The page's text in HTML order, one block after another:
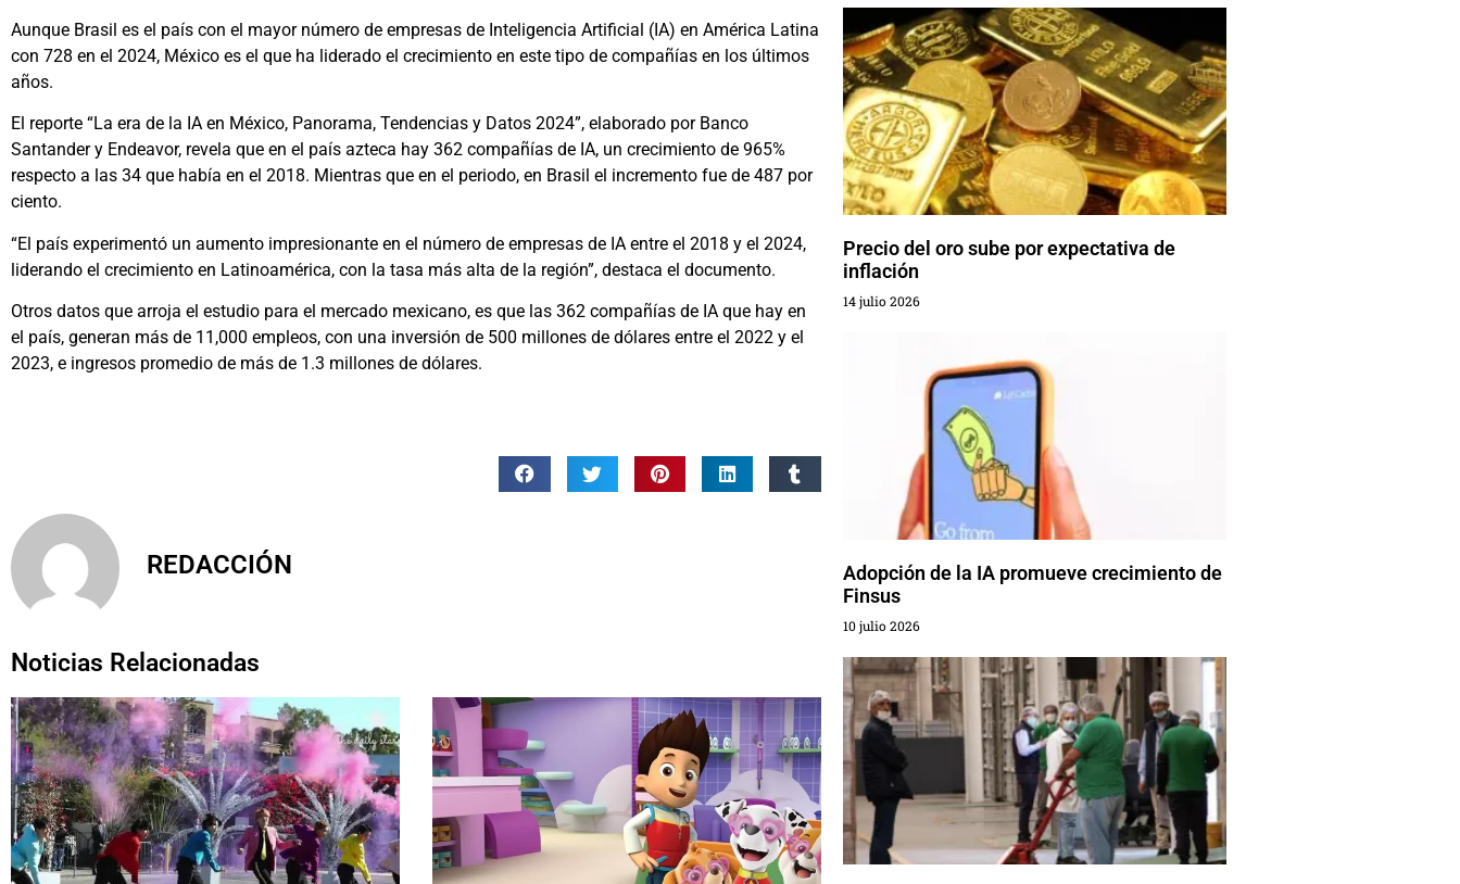
Aunque Brasil es el país con el mayor número de empresas de Inteligencia Artificial (IA) en América Latina
con 728 en el 2024, México es el que ha liderado el crecimiento en este tipo de compañías en los últimos
años.
El reporte “La era de la IA en México, Panorama, Tendencias y Datos 2024”, elaborado por Banco
Santander y Endeavor, revela que en el país azteca hay 362 compañías de IA, un crecimiento de 965%
respecto a las 34 que había en el 2018. Mientras que en el periodo, en Brasil el incremento fue de 487 por
ciento.
“El país experimentó un aumento impresionante en el número de empresas de IA entre el 2018 y el 2024,
liderando el crecimiento en Latinoamérica, con la tasa más alta de la región”, destaca el documento.
Otros datos que arroja el estudio para el mercado mexicano, es que las 362 compañías de IA que hay en
el país, generan más de 11,000 empleos, con una inversión de 500 millones de dólares entre el 2022 y el
2023, e ingresos promedio de más de 1.3 millones de dólares.
REDACCIÓN
Noticias Relacionadas
Precio del oro sube por expectativa de
inflación
14 julio 2026
Adopción de la IA promueve crecimiento de
Finsus
10 julio 2026